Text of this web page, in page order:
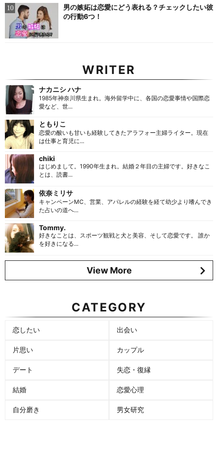
男の嫉妬は恋愛にどう表れる？チェックしたい彼
の行動6つ！
WRITER
ナカニシ ハナ
1985年神奈川県生まれ。海外留学中に、各国の恋愛事情や国際恋
愛など、世...
ともりこ
恋愛の酸いも甘いも経験してきたアラフォー主婦ライター。現在
は仕事と育児に...
chiki
はじめまして。1990年生まれ。結婚２年目の主婦です。好きなこ
とは、読書...
依奈ミリサ
キャンペーンMC、営業、アパレルの経験を経て幼少より嗜んでき
た占いの道へ...
Tommy.
好きなことは、スポーツ観戦と犬と美容、そして恋愛です。 誰か
を好きになる...
View More
CATEGORY
恋したい 出会い
片思い カップル
デート 失恋・復縁
結婚 恋愛心理
自分磨き 男女研究